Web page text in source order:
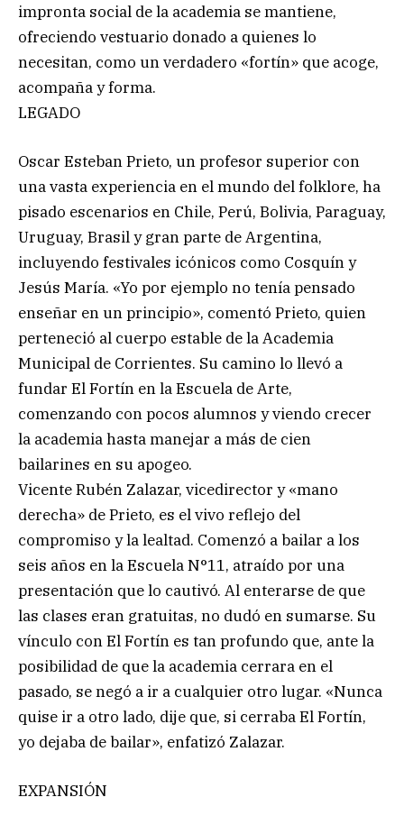
impronta social de la academia se mantiene,
ofreciendo vestuario donado a quienes lo
necesitan, como un verdadero «fortín» que acoge,
acompaña y forma.
LEGADO
Oscar Esteban Prieto, un profesor superior con
una vasta experiencia en el mundo del folklore, ha
pisado escenarios en Chile, Perú, Bolivia, Paraguay,
Uruguay, Brasil y gran parte de Argentina,
incluyendo festivales icónicos como Cosquín y
Jesús María. «Yo por ejemplo no tenía pensado
enseñar en un principio», comentó Prieto, quien
perteneció al cuerpo estable de la Academia
Municipal de Corrientes. Su camino lo llevó a
fundar El Fortín en la Escuela de Arte,
comenzando con pocos alumnos y viendo crecer
la academia hasta manejar a más de cien
bailarines en su apogeo.
Vicente Rubén Zalazar, vicedirector y «mano
derecha» de Prieto, es el vivo reflejo del
compromiso y la lealtad. Comenzó a bailar a los
seis años en la Escuela N°11, atraído por una
presentación que lo cautivó. Al enterarse de que
las clases eran gratuitas, no dudó en sumarse. Su
vínculo con El Fortín es tan profundo que, ante la
posibilidad de que la academia cerrara en el
pasado, se negó a ir a cualquier otro lugar. «Nunca
quise ir a otro lado, dije que, si cerraba El Fortín,
yo dejaba de bailar», enfatizó Zalazar.
EXPANSIÓN